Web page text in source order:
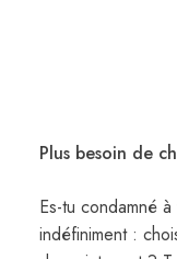
Plus besoin de
Es-tu condamné
indéfiniment :